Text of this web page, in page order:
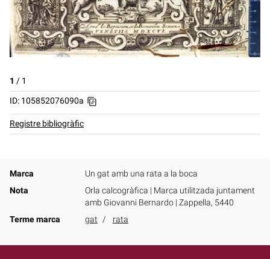
1 / 1
ID: 105852076090a
Registre bibliogràfic
Marca
Un gat amb una rata a la boca
Nota
Orla calcogràfica | Marca utilitzada juntament
amb Giovanni Bernardo | Zappella, 5440
Terme marca
gat rata